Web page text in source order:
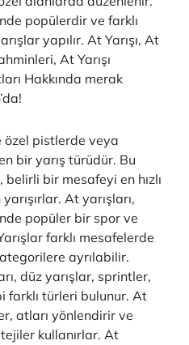
popülerdir ve farklı
yapılır. At Yarışı, At
At Yarışı
Hakkında merak
özel pistlerde veya
bir yarış türüdür. Bu
bir mesafeyi en hızlı
At yarışları,
popüler bir spor ve
farklı mesafelerde
ayrılabilir.
düz yarışlar, sprintler,
farklı türleri bulunur. At
atları yönlendirir ve
kullanırlar. At